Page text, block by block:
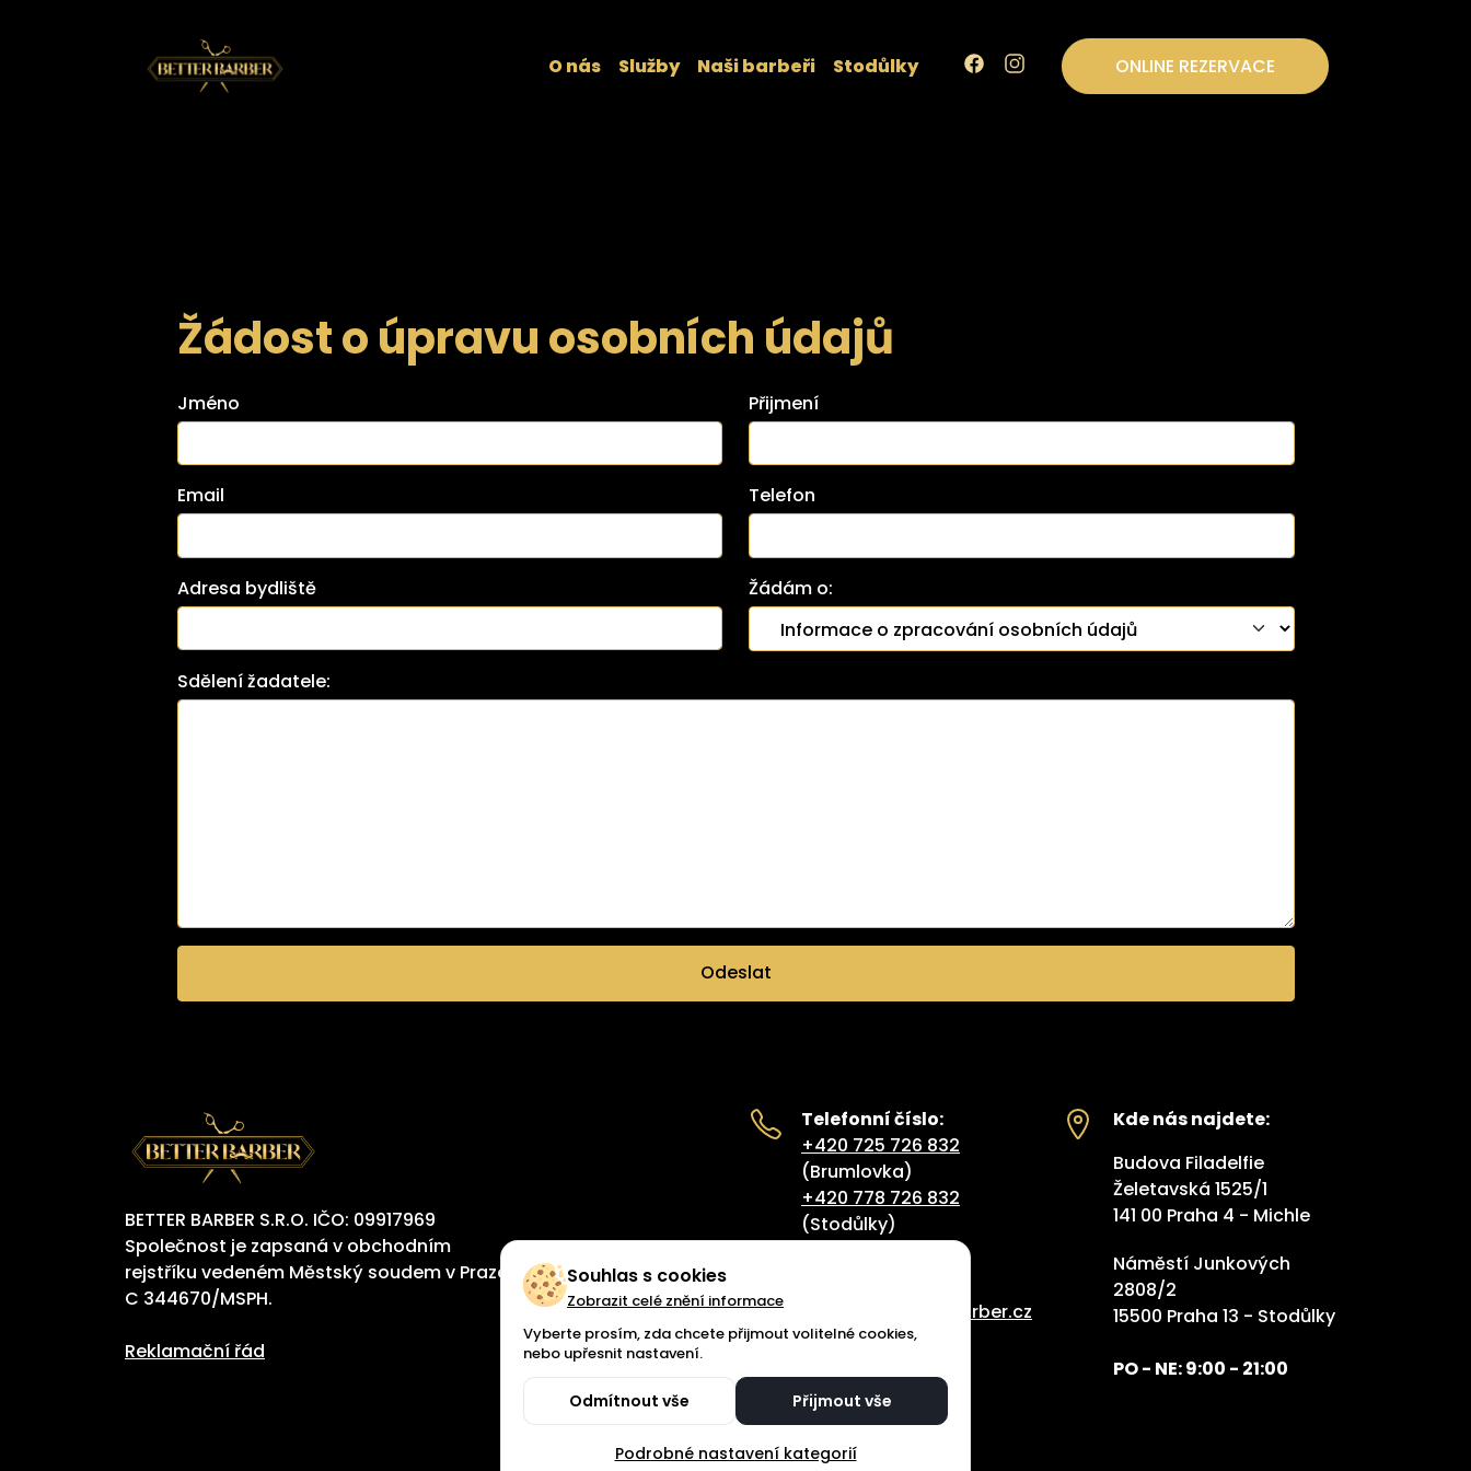
O nás Služby Naši barbeři Stodůlky ONLINE REZERVACE
Žádost o úpravu osobních údajů
Jméno Přijmení
Email Telefon
Adresa bydliště Žádám o:
Sdělení žadatele:
Odeslat
BETTER BARBER S.R.O. IČO: 09917969
Společnost je zapsaná v obchodním
rejstříku vedeném Městský soudem v Praze
C 344670/MSPH.
Reklamační řád
Telefonní číslo:
+420 725 726 832
(Brumlovka)
+420 778 726 832
(Stodůlky)
recepce@betterbarber.cz
Kde nás najdete:
Budova Filadelfie
Želetavská 1525/1
141 00 Praha 4 - Michle
Náměstí Junkových
2808/2
15500 Praha 13 - Stodůlky
PO - NE: 9:00 - 21:00
Made with 🧡 byWeblantis
Souhlas s cookies
Zobrazit celé znění informace
Vyberte prosím, zda chcete přijmout volitelné cookies,
nebo upřesnit nastavení.
Odmítnout vše Přijmout vše
Podrobné nastavení kategorií